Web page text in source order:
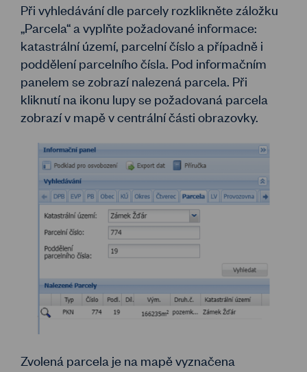
Při vyhledávání dle parcely rozklikněte záložku
„Parcela“ a vyplňte požadované informace:
katastrální území, parcelní číslo a případně i
poddělení parcelního čísla. Pod informačním
panelem se zobrazí nalezená parcela. Při
kliknutí na ikonu lupy se požadovaná parcela
zobrazí v mapě v centrální části obrazovky.
Zvolená parcela je na mapě vyznačena